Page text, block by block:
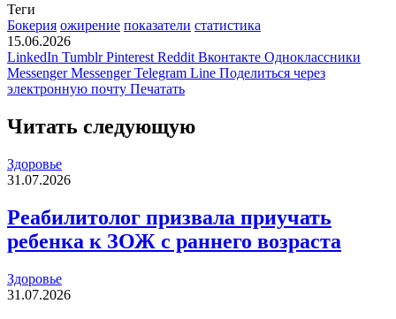
Теги
Бокерия ожирение показатели статистика
15.06.2026
LinkedIn Tumblr Pinterest Reddit Вконтакте Одноклассники
Messenger Messenger Telegram Line Поделиться через
электронную почту Печатать
Читать следующую
Здоровье
31.07.2026
Реабилитолог призвала приучать
ребенка к ЗОЖ с раннего возраста
Здоровье
31.07.2026